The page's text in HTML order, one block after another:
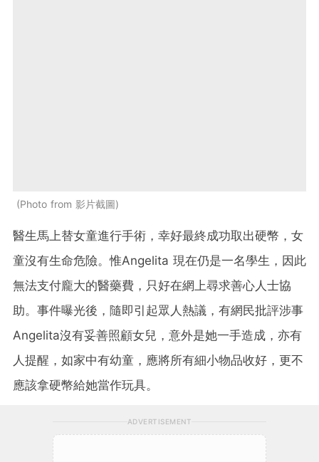
Photo from 影片截圖
醫生馬上替女童進行手術，幸好最終成功取出硬幣，女
童沒有生命危險。惟Angelita 現在仍是一名學生，因此
無法支付龐大的醫藥費，只好在網上尋求善心人士協
助。事件曝光後，隨即引起眾人熱議，有網民批評涉事
Angelita沒有妥善照顧女兒，意外是她一手造成，亦有
人提醒，如家中有幼童，應將所有細小物品收好，更不
應該拿硬幣給她當作玩具。
ADVERTISEMENT